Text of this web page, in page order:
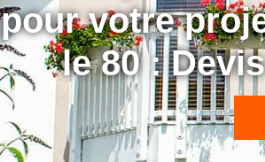
pour votre
le 80 :